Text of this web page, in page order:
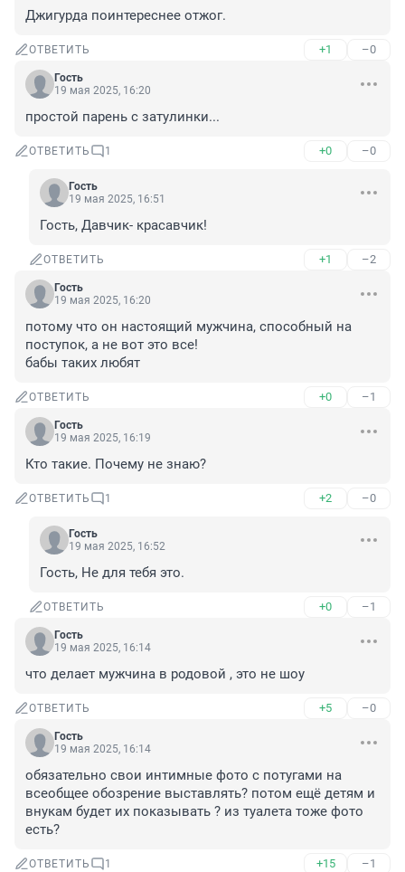
Джигурда поинтереснее отжог.
ОТВЕТИТЬ +1 –0
Гость
19 мая 2025, 16:20
простой парень с затулинки...
ОТВЕТИТЬ 1 +0 –0
Гость
19 мая 2025, 16:51
Гость, Давчик- красавчик!
ОТВЕТИТЬ +1 –2
Гость
19 мая 2025, 16:20
потому что он настоящий мужчина, способный на
поступок, а не вот это все!
бабы таких любят
ОТВЕТИТЬ +0 –1
Гость
19 мая 2025, 16:19
Кто такие. Почему не знаю?
ОТВЕТИТЬ 1 +2 –0
Гость
19 мая 2025, 16:52
Гость, Не для тебя это.
ОТВЕТИТЬ +0 –1
Гость
19 мая 2025, 16:14
что делает мужчина в родовой , это не шоу
ОТВЕТИТЬ +5 –0
Гость
19 мая 2025, 16:14
обязательно свои интимные фото с потугами на
всеобщее обозрение выставлять? потом ещё детям и
внукам будет их показывать ? из туалета тоже фото
есть?
ОТВЕТИТЬ 1 +15 –1